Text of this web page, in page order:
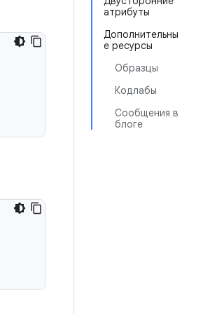
атрибуты
Дополнительны
е ресурсы
Образцы
Кодлабы
Сообщения в
блоге